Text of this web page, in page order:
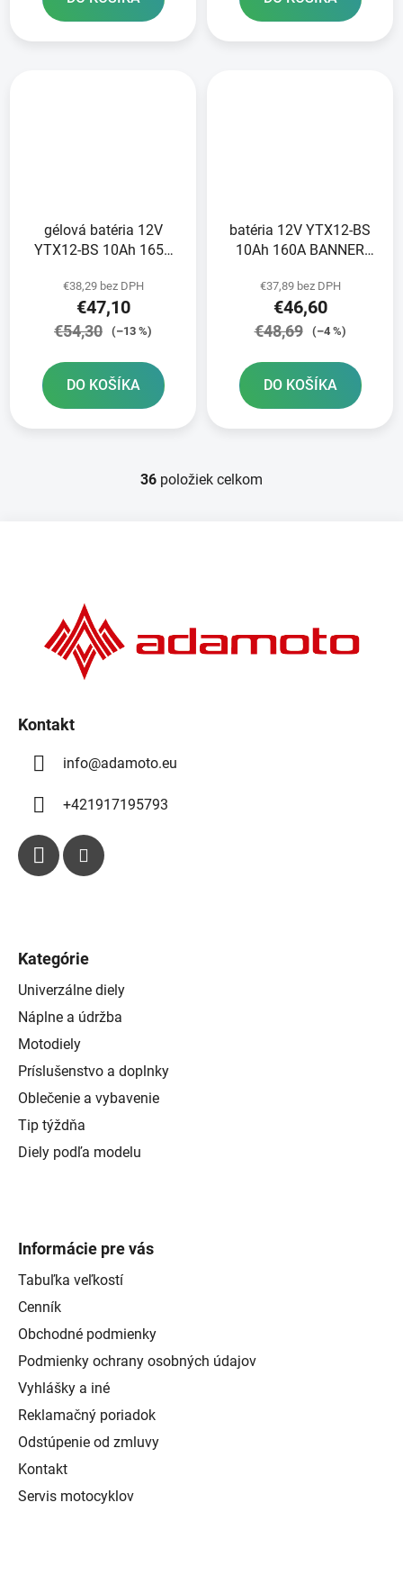
gélová batéria 12V
YTX12-BS 10Ah 165A
150x87x130
€38,29 bez DPH
€47,10
€54,30 (–13 %)
DO KOŠÍKA
batéria 12V YTX12-BS
10Ah 160A BANNER
150x87x131
€37,89 bez DPH
€46,60
€48,69 (–4 %)
DO KOŠÍKA
O
e
36 položiek celkom
Kontakt
info@adamoto.eu
+421917195793
Kategórie
Univerzálne diely
Náplne a údržba
Motodiely
Príslušenstvo a doplnky
Oblečenie a vybavenie
Tip týždňa
Diely podľa modelu
Informácie pre vás
Tabuľka veľkostí
Cenník
Obchodné podmienky
Podmienky ochrany osobných údajov
Vyhlášky a iné
Reklamačný poriadok
Odstúpenie od zmluvy
Kontakt
Servis motocyklov